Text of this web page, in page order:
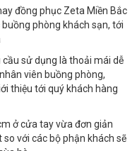
đồng phục Zeta Miền Bắc
phòng khách sạn, tới
sử dụng là thoải mái dễ
viên buồng phòng,
thiệu tới quý khách hàng
ở cửa tay vừa đơn giản
với các bộ phận khách sẽ